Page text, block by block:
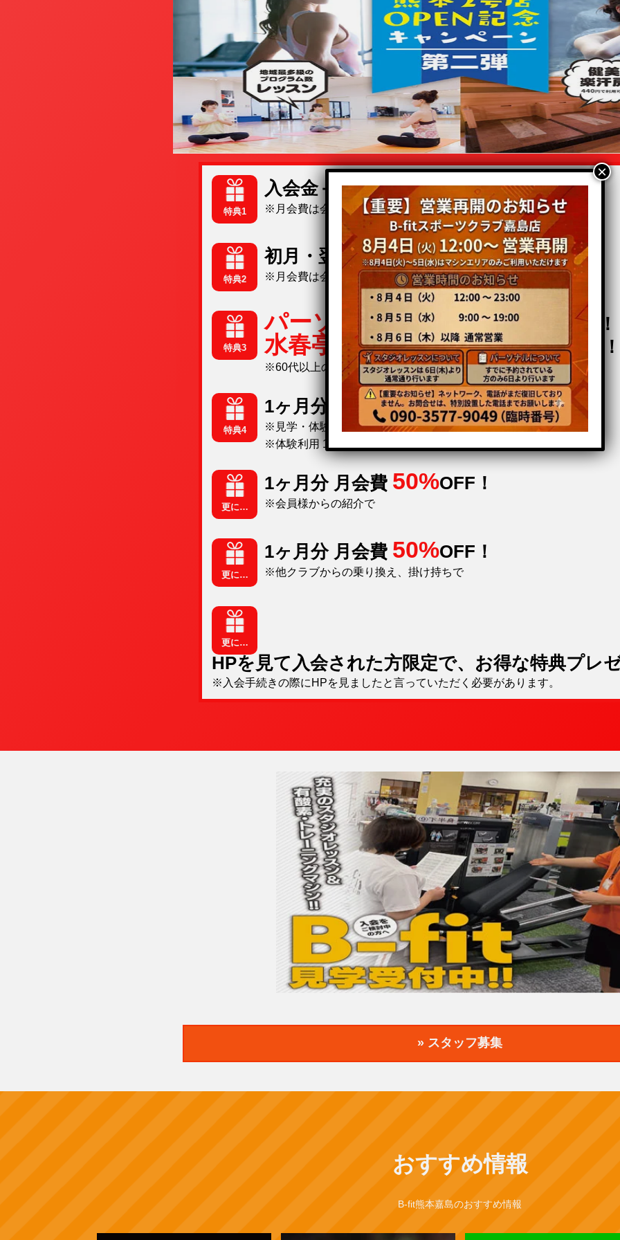
特典1
入会金＋事務手数料0円
※月会費は会員区分によって異なります
特典2
初月・翌月分 月会費0円
※月会費は会員区分によって異なります
特典3
パーソナル30分無料券プレゼント！
水春亭お食事券1,000円分プレゼント！
※60代以上の方限定！！
特典4
1ヶ月分 月会費50%OFF！
※見学・体験・ビジター後からの入会で
※体験利用 1,500円にて実施
更に…
1ヶ月分 月会費 50%OFF！
※会員様からの紹介で
更に…
1ヶ月分 月会費 50%OFF！
※他クラブからの乗り換え、掛け持ちで
更に…
HPを見て入会された方限定で、お得な特典プレ
※入会手続きの際にHPを見ましたと言っていただく必要があります。
» スタッフ募集
おすすめ情報
B-fit熊本嘉島のおすすめ情報
×